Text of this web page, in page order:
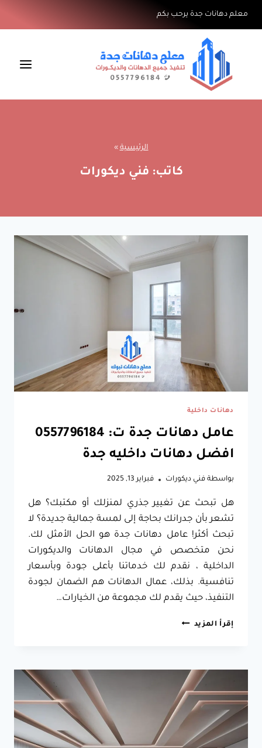
معلم دهانات جدة يرحب بكم
الرئيسية»
كاتب: فني ديكورات
دهانات داخلية
عامل دهانات جدة ت: 0557796184
افضل دهانات داخليه جدة
بواسطة فني ديكورات فبراير 13, 2025
هل تبحث عن تغيير جذري لمنزلك أو مكتبك؟ هل
تشعر بأن جدرانك بحاجة إلى لمسة جمالية جديدة؟ لا
تبحث أكثر! عامل دهانات جدة هو الحل الأمثل لك.
نحن متخصص في مجال الدهانات والديكورات
الداخلية ، نقدم لك خدماتنا بأعلى جودة وبأسعار
تنافسية. بذلك، عمال الدهانات هم الضمان لجودة
التنفيذ، حيث يقدم لك مجموعة من الخيارات…
إقرأ المزيد عامل
0557796184
افضل
دهانات
داخليه
جدة